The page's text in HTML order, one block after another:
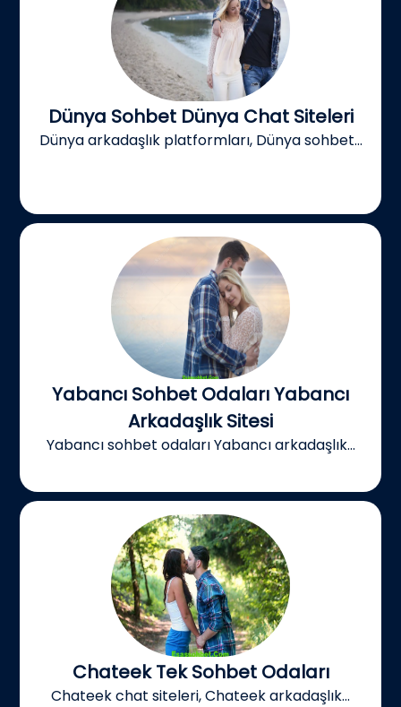
Dünya Sohbet Dünya Chat Siteleri
Dünya arkadaşlık platformları, Dünya sohbet...
Yabancı Sohbet Odaları Yabancı
Arkadaşlık Sitesi
Yabancı sohbet odaları Yabancı arkadaşlık...
Chateek Tek Sohbet Odaları
Chateek chat siteleri, Chateek arkadaşlık...